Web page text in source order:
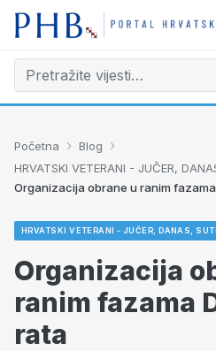
Početna › Blog ›
HRVATSKI VETERANI - JUČER,
Organizacija obrane u ranim
HRVATSKI VETERANI - JUČER, DANAS,
Organizacija
ranim fazama
rata